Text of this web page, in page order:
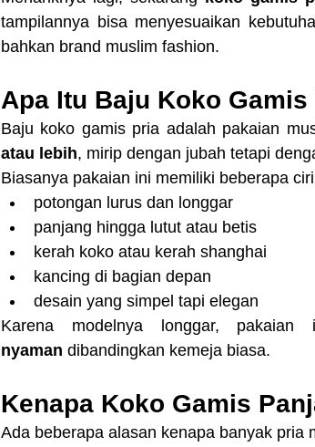
tampilannya bisa menyesuaikan
bahkan brand muslim fashion.
Apa Itu Baju Koko Gamis
Baju koko gamis pria adalah pakaian
atau lebih, mirip dengan jubah tetapi
Biasanya pakaian ini memiliki beberapa
potongan lurus dan longgar
panjang hingga lutut atau betis
kerah koko atau kerah shanghai
kancing di bagian depan
desain yang simpel tapi elegan
Karena modelnya longgar, pakaian
nyaman dibandingkan kemeja biasa.
Kenapa Koko Gamis
Ada beberapa alasan kenapa banyak pria